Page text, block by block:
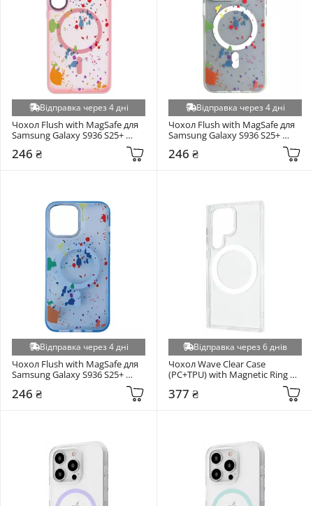
Відправка через 4 дні
Чохол Flush with MagSafe для
Samsung Galaxy S936 S25+
246 ₴
Відправка через 4 дні
Чохол Flush with MagSafe для
Samsung Galaxy S936 S25+
246 ₴
Відправка через 4 дні
Чохол Flush with MagSafe для
Samsung Galaxy S936 S25+
246 ₴
Відправка через 6 днів
Чохол Wave Clear Case
(PC+TPU) with Magnetic Ring
для Samsung Galaxy S908 S22
Ultra Clear (6931857029)
377 ₴